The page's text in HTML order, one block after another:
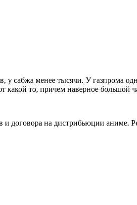
у сабжа менее тысячи. У газпрома
какой то, причем наверное большой
договора на дистрибьюции аниме.